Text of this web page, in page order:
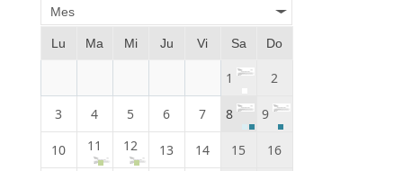
Mes
Lu Ma Mi Ju Vi Sa Do
1 2
3 4 5 6 7 8 9
10 11 12 13 14 15 16